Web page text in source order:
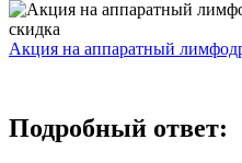
Акция на аппаратный
Подробный ответ: